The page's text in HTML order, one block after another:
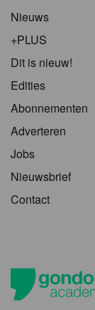
Nieuws
+PLUS
Dit is nieuw!
Edities
Abonnementen
Adverteren
Jobs
Nieuwsbrief
Contact